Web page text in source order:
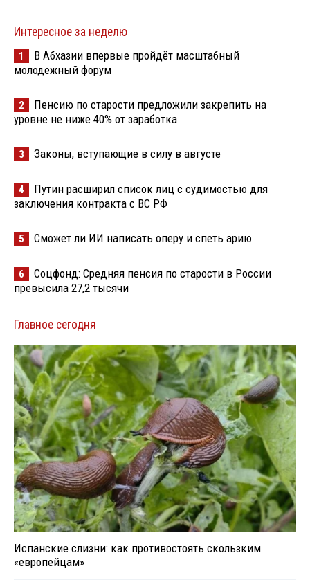
Интересное за неделю
1
В Абхазии впервые пройдёт масштабный
молодёжный форум
2
Пенсию по старости предложили закрепить на
уровне не ниже 40% от заработка
3 Законы, вступающие в силу в августе
4
Путин расширил список лиц с судимостью для
заключения контракта с ВС РФ
5 Сможет ли ИИ написать оперу и спеть арию
6
Соцфонд: Средняя пенсия по старости в России
превысила 27,2 тысячи
Главное сегодня
Испанские слизни: как противостоять скользким
«европейцам»